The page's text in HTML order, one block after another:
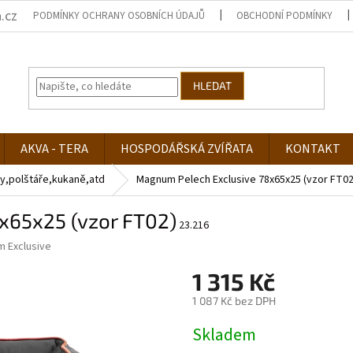
PODMÍNKY OCHRANY OSOBNÍCH ÚDAJŮ OBCHODNÍ PODMÍNKY
HLEDAT
AKVA - TERA HOSPODÁŘSKÁ ZVÍŘATA KONTAKT
Magnum Pelech Exclusive 78x65x25 (vzor
(vzor FT02) 23.216
Exclusive
1 315 Kč
1 087 Kč bez DPH
cena:
Skladem